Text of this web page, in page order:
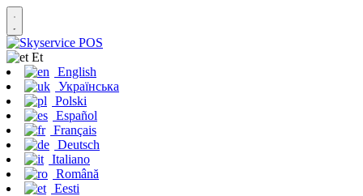
Et
English
Українська
Polski
Español
Français
Deutsch
Italiano
Română
Eesti